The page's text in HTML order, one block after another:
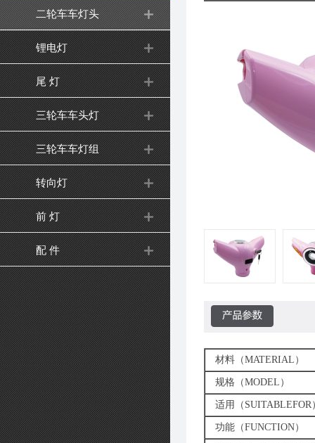
二轮车车灯头
锂电灯
尾 灯
三轮车车头灯
三轮车车灯组
转向灯
前 灯
配 件
材料（MATERIAL）
规格（MODEL）
适用（SUITABLEFOR
功能（FUNCTION）